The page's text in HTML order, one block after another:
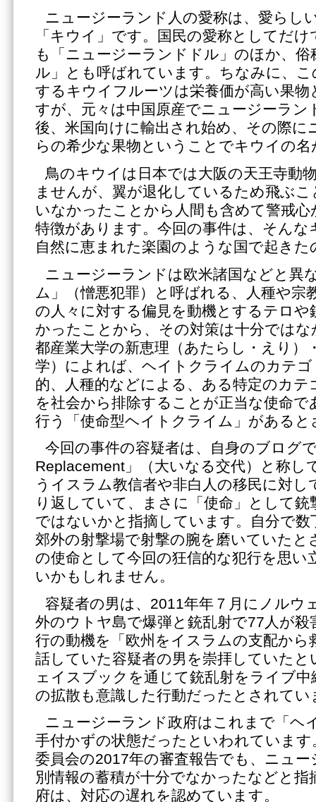
ニュージーランド人の愛称は、愛らし
「キウイ」です。国民の愛称としてだ
も「ニュージーランドドル」のほか、
ル」とも呼ばれています。ちなみに、
するキウイフルーツは栄養価が高い果
すが、元々は中国原産でニュージーラン
後、米国向けに輸出され始め、その際に
らの希少な果物ということでキウイの
鳥のキウイは日本では大阪の天王寺動
ませんが、翼が退化しているため飛ぶ
いなかったことから人間も含めて警戒
特徴があります。今回の事件は、そん
自然に恵まれた楽園のような国で起きた
ニュージーランドは欧米諸国などと異
ム」（憎悪犯罪）と呼ばれる、人種や宗
の人々に対する偏見を動機とするテロ
かったことから、その対策は十分では
都産業大学の新恵理（あたらし・えり）
学）によれば、ヘイトクライムのカテ
的、人種的などによる、ある特定のカテ
を社会から排除することが正当な使命で
行う「使命型ヘイトクライム」がある
今回の事件の容疑者は、自身のブログ
Replacement」（大いなる交代）と称し
うイスラム教信者や非白人の移民に対し
り返していて、まさに「使命」として
ではないかと指摘しています。自分で数
郊外の射撃場で射撃の腕を磨いていたと
の使命として今回の狂信的な犯行を思い
いかもしれません。
容疑者の男は、2011年年７月にノルウ
外のウトヤ島で爆弾と銃乱射で77人が殺
行の動機を「欧州をイスラムの支配か
話していた容疑者の男を崇拝していた
ェイスブックを通じて銃乱射をライブ
の拡散も意識した行動だったとされてい
ニュージーランド政府はこれまで「ヘ
手付かずの状態だったといわれています
委員会の2017年の審査報告でも、ニュ
別情報の蓄積が十分でなかったなどと指
府は、対応の遅れを認めています。